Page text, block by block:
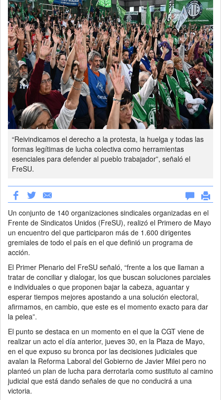
“Reivindicamos el derecho a la protesta, la huelga y todas las
formas legítimas de lucha colectiva como herramientas
esenciales para defender al pueblo trabajador”, señaló el
FreSU.
Un conjunto de 140 organizaciones sindicales organizadas en el
Frente de Sindicatos Unidos (FreSU), realizó el Primero de Mayo
un encuentro del que participaron más de 1.600 dirigentes
gremiales de todo el país en el que definió un programa de
acción.
El Primer Plenario del FreSU señaló, “frente a los que llaman a
tratar de conciliar y dialogar, los que buscan soluciones parciales
e individuales o que proponen bajar la cabeza, aguantar y
esperar tiempos mejores apostando a una solución electoral,
afirmamos, en cambio, que este es el momento exacto para dar
la pelea”.
El punto se destaca en un momento en el que la CGT viene de
realizar un acto el día anterior, jueves 30, en la Plaza de Mayo,
en el que expuso su bronca por las decisiones judiciales que
avalan la Reforma Laboral del Gobierno de Javier Milei pero no
planteó un plan de lucha para derrotarla como sustituto al camino
judicial que está dando señales de que no conducirá a una
victoria.